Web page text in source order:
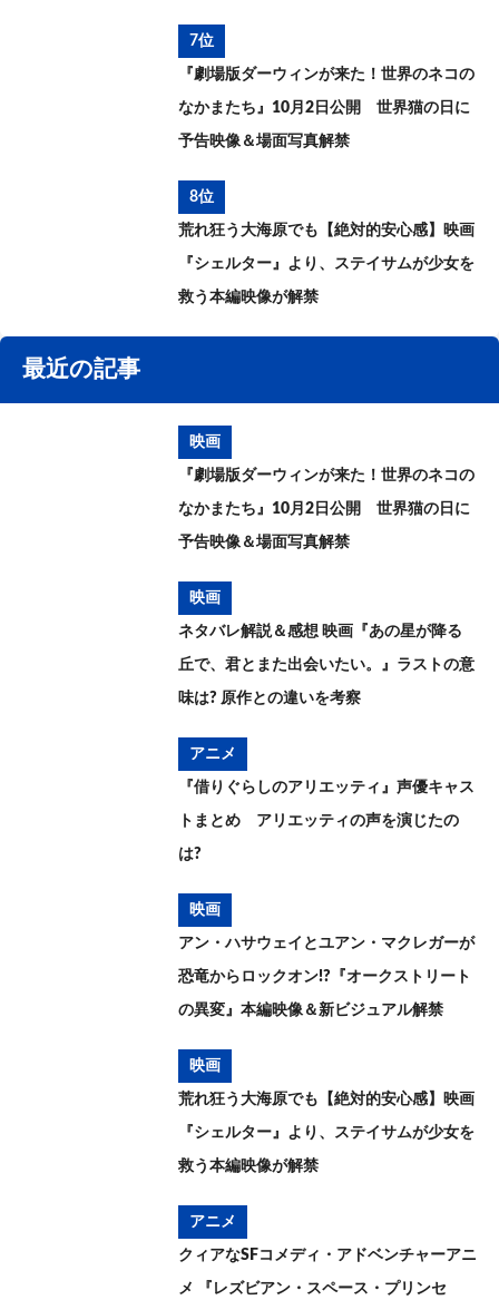
7位
『劇場版ダーウィンが来た！世界のネコの
なかまたち』10月2日公開 世界猫の日に
予告映像＆場面写真解禁
8位
荒れ狂う大海原でも【絶対的安心感】映画
『シェルター』より、ステイサムが少女を
救う本編映像が解禁
最近の記事
映画
『劇場版ダーウィンが来た！世界のネコの
なかまたち』10月2日公開 世界猫の日に
予告映像＆場面写真解禁
映画
ネタバレ解説＆感想 映画『あの星が降る
丘で、君とまた出会いたい。』ラストの意
味は? 原作との違いを考察
アニメ
『借りぐらしのアリエッティ』声優キャス
トまとめ アリエッティの声を演じたの
は?
映画
アン・ハサウェイとユアン・マクレガーが
恐竜からロックオン!?『オークストリート
の異変』本編映像＆新ビジュアル解禁
映画
荒れ狂う大海原でも【絶対的安心感】映画
『シェルター』より、ステイサムが少女を
救う本編映像が解禁
アニメ
クィアなSFコメディ・アドベンチャーアニ
メ 『レズビアン・スペース・プリンセ